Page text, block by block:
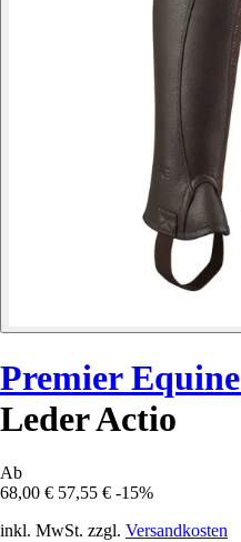
Premier Equine
Leder Actio
Ab
68,00 € 57,55 € -15%
inkl. MwSt. zzgl. Versandkosten